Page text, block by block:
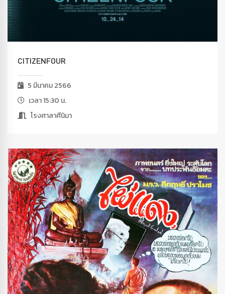
CITIZENFOUR
5 มีนาคม 2566
เวลา 15:30 น.
โรงศาลาศีนิมา